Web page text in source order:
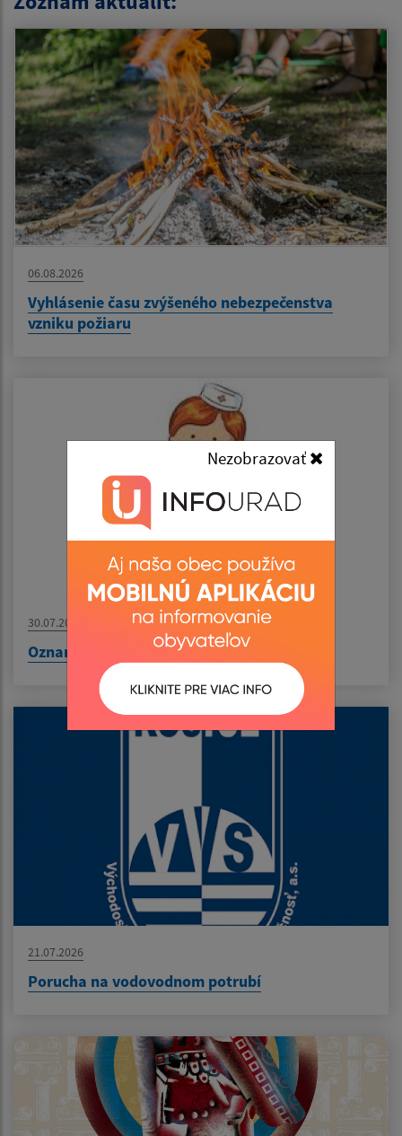
Nezobrazovať
06.08.2026
Vyhlásenie času zvýšeného nebezpečenstva
vzniku požiaru
30.07.2026
Oznam - MUDr. Pirická
21.07.2026
Porucha na vodovodnom potrubí